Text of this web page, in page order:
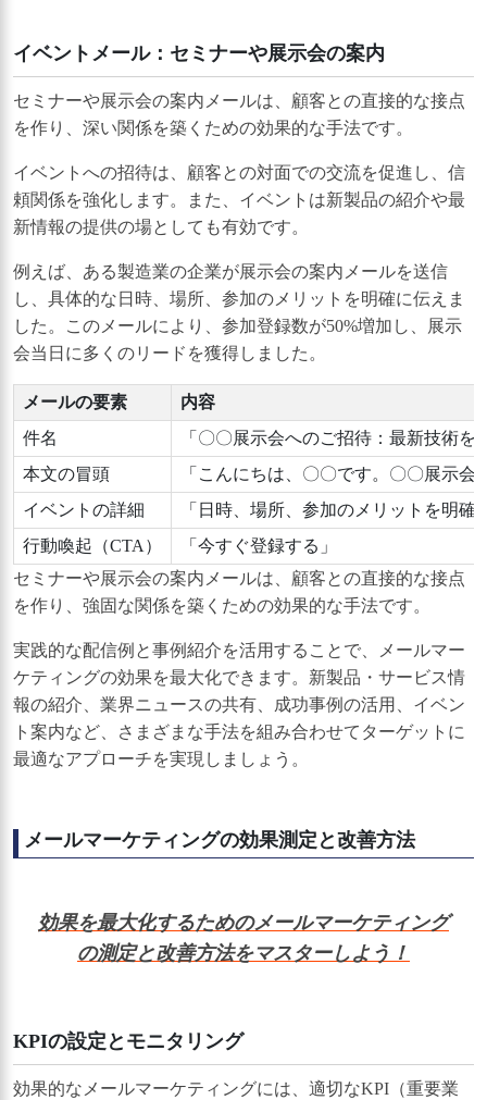
イベントメール：セミナーや展示会の案内
セミナーや展示会の案内メールは、顧客との直接的な接点
を作り、深い関係を築くための効果的な手法です。
イベントへの招待は、顧客との対面での交流を促進し、信
頼関係を強化します。また、イベントは新製品の紹介や最
新情報の提供の場としても有効です。
例えば、ある製造業の企業が展示会の案内メールを送信
し、具体的な日時、場所、参加のメリットを明確に伝えま
した。このメールにより、参加登録数が50%増加し、展示
会当日に多くのリードを獲得しました。
メールの要素
内容
件名
「〇〇展示会へのご招待：最新技術を
本文の冒頭
「こんにちは、〇〇です。〇〇展示
イベントの詳細
「日時、場所、参加のメリットを明確
行動喚起（CTA）
「今すぐ登録する」
セミナーや展示会の案内メールは、顧客との直接的な接点
を作り、強固な関係を築くための効果的な手法です。
実践的な配信例と事例紹介を活用することで、メールマー
ケティングの効果を最大化できます。新製品・サービス情
報の紹介、業界ニュースの共有、成功事例の活用、イベン
ト案内など、さまざまな手法を組み合わせてターゲットに
最適なアプローチを実現しましょう。
メールマーケティングの効果測定と改善方法
効果を最大化するためのメールマーケティング
の測定と改善方法をマスターしよう！
KPIの設定とモニタリング
効果的なメールマーケティングには、適切なKPI（重要業